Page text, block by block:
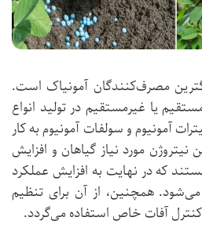
مصرف‌کنندگان آمونیاک است.
طور مستقیم یا غیرمستقیم در تولید انواع
آمونیوم و سولفات آمونیوم به کار
نیتروژن مورد نیاز گیاهان و افزایش
که در نهایت به افزایش عملکرد
همچنین، از آن برای تنظیم